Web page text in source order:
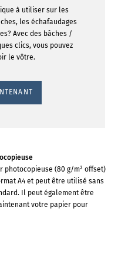
à utiliser sur les
les échafaudages
Avec des bâches /
clics, vous pouvez
le vôtre.
(80 g/m² offset)
A4 et peut être utilisé sans
Il peut également être
votre papier pour